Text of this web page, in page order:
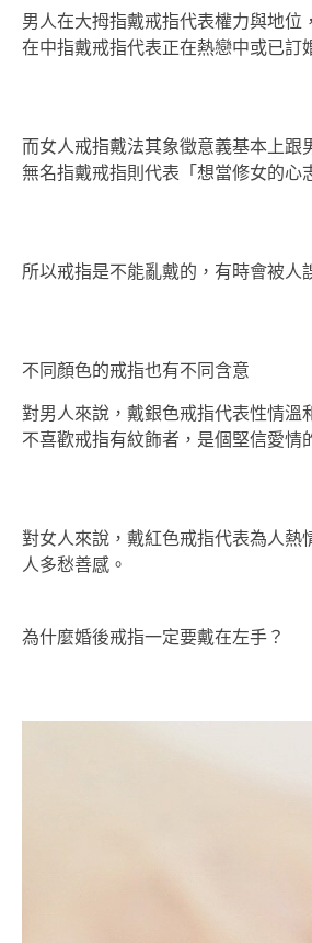
男人在大拇指戴戒指代表權力與地位
在中指戴戒指代表正在熱戀中或已訂
而女人戒指戴法其象徵意義基本上
無名指戴戒指則代表「想當修女的心
所以戒指是不能亂戴的，有時會被人
不同顏色的戒指也有不同含意
對男人來說，戴銀色戒指代表性情溫
不喜歡戒指有紋飾者，是個堅信愛情
對女人來說，戴紅色戒指代表為人熱
人多愁善感。
為什麼婚後戒指一定要戴在左手？